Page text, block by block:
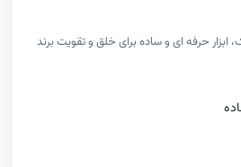
ابزار حرفه ای و ساده برای خلق و تقویت برند